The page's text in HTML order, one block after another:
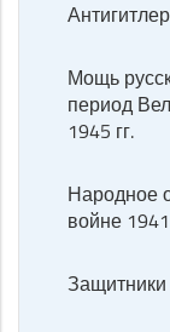
Мощь
период
1945 гг.
Народное
войне
Защитники